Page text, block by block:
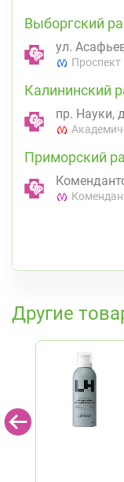
Выборгский
ул.
Калининский
пр. Науки,
Приморский
Другие